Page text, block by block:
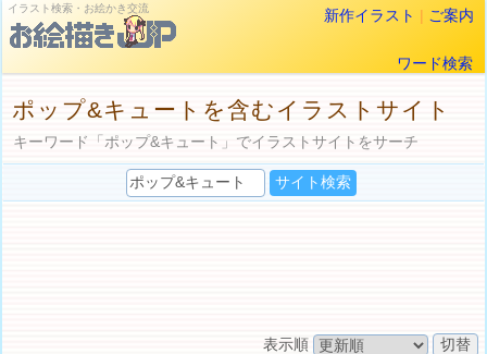
イラスト検索・お絵かき交流 新作イラスト | ご案内
ワード検索
ポップ&キュートを含むイラストサイト
キーワード「ポップ&キュート」でイラストサイトをサーチ
表示順